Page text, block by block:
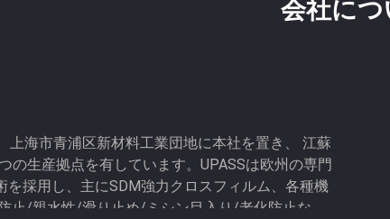
会社につ
上海市青浦区新材料工業団地に本社を置き、 江蘇
の生産拠点を有しています。UPASSは欧州の専門
を採用し、主にSDM強力クロスフィルム、各種機
止/親水性/滑り止め/ミシン目入り/老化防止な